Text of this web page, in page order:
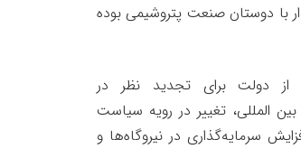
با دوستان صنعت پتروشیمی بوده
دولت برای تجدید نظر در
المللی، تغییر در رویه سیاست
سرمایه‌گذاری در نیروگاه‌ها و